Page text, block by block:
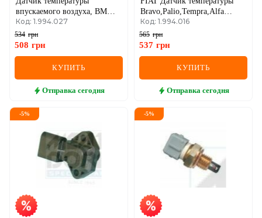
впускаемого воздуха, BMW
E36, E46, E39, E38, X3, X5,
Freelander
Код: 1.994.027
534 грн
508 грн
КУПИТЬ
Отправка сегодня
Bravo,Palio,Tempra,Alfa
Romeo 155
Код: 1.994.016
565 грн
537 грн
КУПИТЬ
Отправка сегодня
-5% -5%